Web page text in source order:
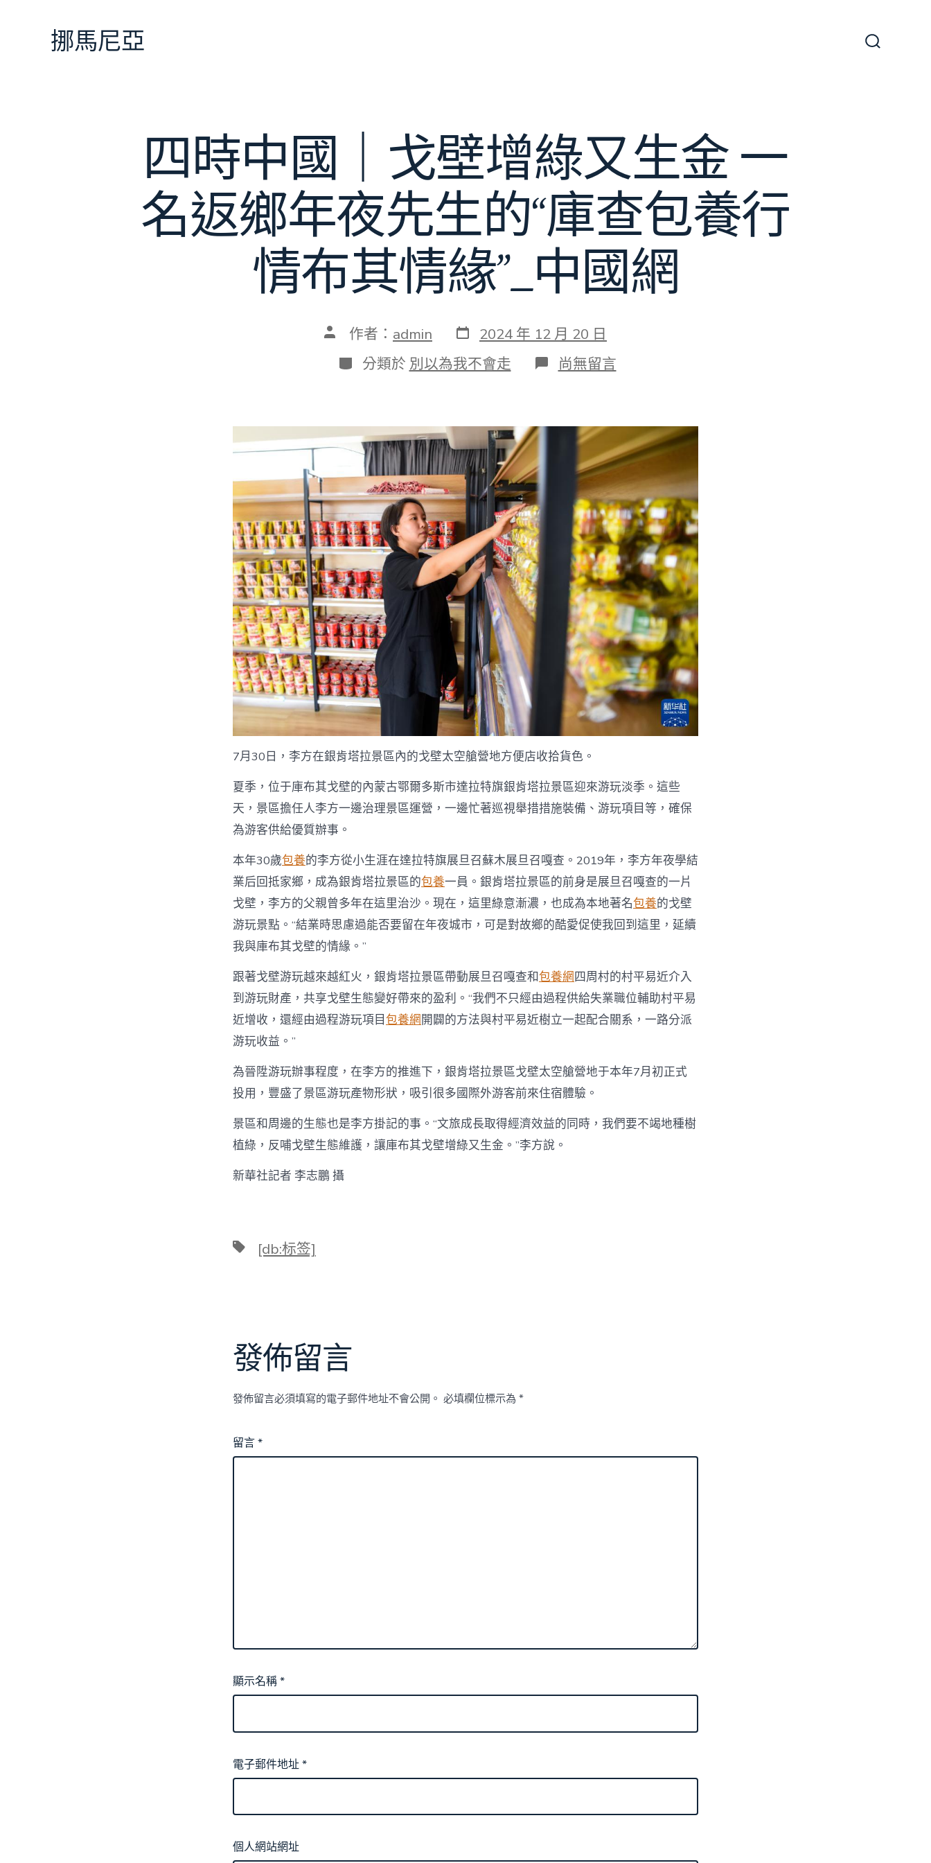
挪馬尼亞
四時中國｜戈壁增綠又生金 一
名返鄉年夜先生的“庫查包養行
情布其情緣”_中國網
文 作者： admin 發
表
日
期
2024 年 12 月 20 日
分
類
分類於 別以為我不會走 在
〈四
｜
金
一
名
返
鄉
年
夜
先
生
的
“庫
查
包
養
行
情
布
其
情
緣”
_
中
中
尚無留言
7月30日，李方在銀肯塔拉景區內的戈壁太空艙營地方便店收拾貨色。
夏季，位于庫布其戈壁的內蒙古鄂爾多斯市達拉特旗銀肯塔拉景區迎來游玩淡季。這些
天，景區擔任人李方一邊治理景區運營，一邊忙著巡視舉措措施裝備、游玩項目等，確保
為游客供給優質辦事。
本年30歲包養的李方從小生涯在達拉特旗展旦召蘇木展旦召嘎查。2019年，李方年夜學結
業后回抵家鄉，成為銀肯塔拉景區的包養一員。銀肯塔拉景區的前身是展旦召嘎查的一片
戈壁，李方的父親曾多年在這里治沙。現在，這里綠意漸濃，也成為本地著名包養的戈壁
游玩景點。“結業時思慮過能否要留在年夜城市，可是對故鄉的酷愛促使我回到這里，延續
我與庫布其戈壁的情緣。”
跟著戈壁游玩越來越紅火，銀肯塔拉景區帶動展旦召嘎查和包養網四周村的村平易近介入
到游玩財產，共享戈壁生態變好帶來的盈利。“我們不只經由過程供給失業職位輔助村平易
近增收，還經由過程游玩項目包養網開闢的方法與村平易近樹立一起配合關系，一路分派
游玩收益。”
為晉陞游玩辦事程度，在李方的推進下，銀肯塔拉景區戈壁太空艙營地于本年7月初正式
投用，豐盛了景區游玩產物形狀，吸引很多國際外游客前來住宿體驗。
景區和周邊的生態也是李方掛記的事。“文旅成長取得經濟效益的同時，我們要不竭地種樹
植綠，反哺戈壁生態維護，讓庫布其戈壁增綠又生金。”李方說。
新華社記者 李志鵬 攝
標 [db:标签]
發佈留言
發佈留言必須填寫的電子郵件地址不會公開。 必填欄位標示為 *
留言*
顯示名稱*
電子郵件地址*
個人網站網址